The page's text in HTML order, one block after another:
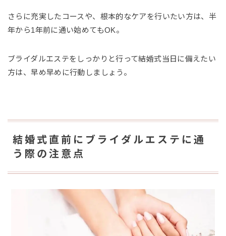
さらに充実したコースや、根本的なケアを行いたい方は、半
年から1年前に通い始めてもOK。
ブライダルエステをしっかりと行って結婚式当日に備えたい
方は、早め早めに行動しましょう。
結婚式直前にブライダルエステに通
う際の注意点